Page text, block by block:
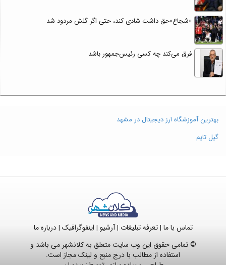
«شجاع»حق داشت شادی کند، حتی اگر گلش مردود شد
فرق می‌کند چه کسی رئیس‌جمهور باشد
بهترین آموزشگاه ارز دیجیتال در مشهد
گیل تایم
تماس با ما |تعرفه تبلیغات |آرشیو | اینفوگرافیک |درباره ما
© تمامی حقوق این وب سایت متعلق به کلانشهر می باشد و
استفاده از مطالب با درج منبع و لینک مجاز است.